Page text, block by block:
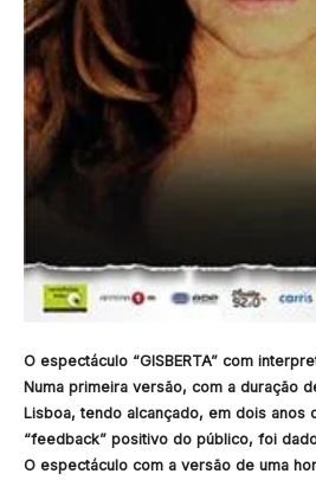
O espectáculo “GISBERTA” com
Numa primeira versão, com a duração
Lisboa, tendo alcançado, em dois
“feedback” positivo do público, foi
O espectáculo com a versão de uma